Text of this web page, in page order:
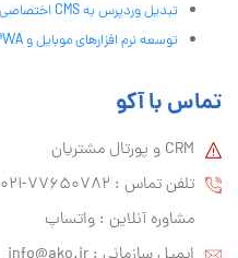
تبدیل وردپرس به CMS اختصاصی
توسعه نرم افزارهای موبایل و PWA
تماس با آکو
CRM و پورتال مشتریان
تلفن تماس :‌ 77650782-021
مشاوره آنلاین : واتساپ